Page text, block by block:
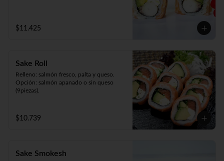
$11.425
Sake Roll
Relleno: salmón fresco, palta y queso.
Opción: salmón apanado o sin queso
(9piezas).
$10.739
Sake Smokesh